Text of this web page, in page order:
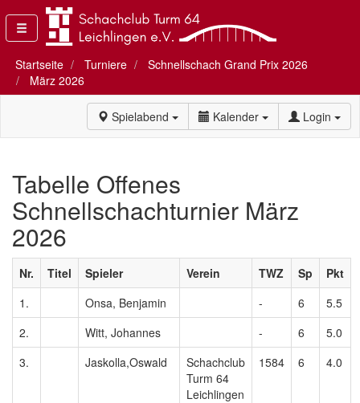
Startseite Turniere
Schnellschach Grand Prix 2026
März 2026
Spielabend Kalender Login
Tabelle Offenes
Schnellschachturnier März
2026
Nr. Titel Spieler Verein TWZ Sp
Pkt
1.
Onsa, Benjamin - 6
5.5
2.
Witt, Johannes - 6
5.0
3.
Jaskolla,Oswald
Schachclub
Turm 64
Leichlingen
1584 6 4.0